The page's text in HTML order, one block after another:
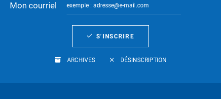
Mon courriel
S’INSCRIRE
ARCHIVES DÉSINSCRIPTION